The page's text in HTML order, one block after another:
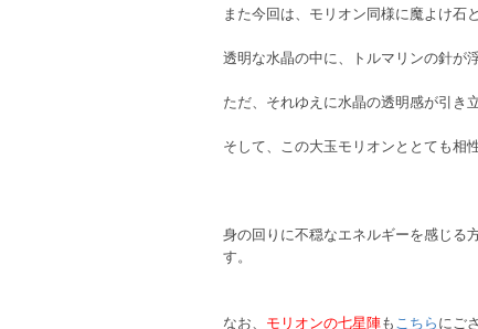
また今回は、モリオン同様に魔よけ石
透明な水晶の中に、トルマリンの針が
ただ、それゆえに水晶の透明感が引き
そして、この大玉モリオンととても相
身の回りに不穏なエネルギーを感じる
す。
なお、 モリオンの七星陣も こちら にご